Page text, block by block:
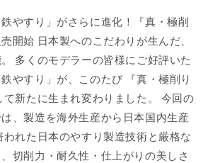
やすり」がさらに進化！『真・極削
開始 日本製へのこだわりが生んだ、
多くのモデラーの皆様にご好評いた
やすり」が、このたび 『真・極削り
て新たに生まれ変わりました。 今回の
、製造を海外生産から日本国内生産
われた日本のやすり製造技術と厳格な
切削力・耐久性・仕上がりの美しさ